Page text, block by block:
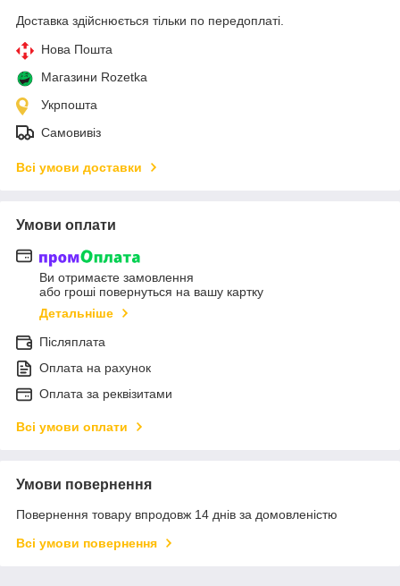
Доставка здійснюється тільки по передоплаті.
Нова Пошта
Магазини Rozetka
Укрпошта
Самовивіз
Всі умови доставки
Умови оплати
Ви отримаєте замовлення
або гроші повернуться на вашу картку
Детальніше
Післяплата
Оплата на рахунок
Оплата за реквізитами
Всі умови оплати
Умови повернення
Повернення товару впродовж 14 днів за домовленістю
Всі умови повернення